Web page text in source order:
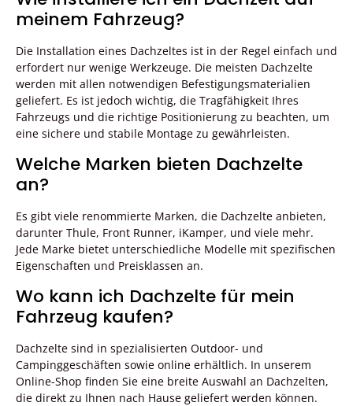
meinem Fahrzeug?
Die Installation eines Dachzeltes ist in der Regel einfach und
erfordert nur wenige Werkzeuge. Die meisten Dachzelte
werden mit allen notwendigen Befestigungsmaterialien
geliefert. Es ist jedoch wichtig, die Tragfähigkeit Ihres
Fahrzeugs und die richtige Positionierung zu beachten, um
eine sichere und stabile Montage zu gewährleisten.
Welche Marken bieten Dachzelte
an?
Es gibt viele renommierte Marken, die Dachzelte anbieten,
darunter Thule, Front Runner, iKamper, und viele mehr.
Jede Marke bietet unterschiedliche Modelle mit spezifischen
Eigenschaften und Preisklassen an.
Wo kann ich Dachzelte für mein
Fahrzeug kaufen?
Dachzelte sind in spezialisierten Outdoor- und
Campinggeschäften sowie online erhältlich. In unserem
Online-Shop finden Sie eine breite Auswahl an Dachzelten,
die direkt zu Ihnen nach Hause geliefert werden können.